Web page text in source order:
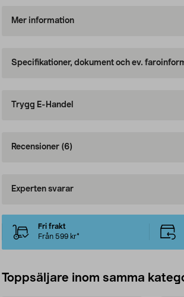
Mer information
Specifikationer, dokument och ev.
Trygg E-Handel
Recensioner (6)
Experten svarar
Fri frakt
Från 599 kr*
Toppsäljare inom samma